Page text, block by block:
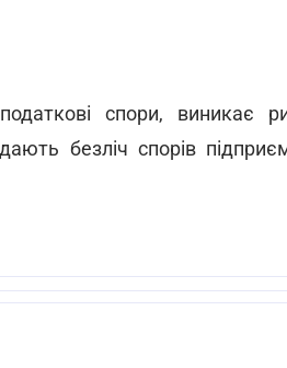
спори, виникає
безліч спорів